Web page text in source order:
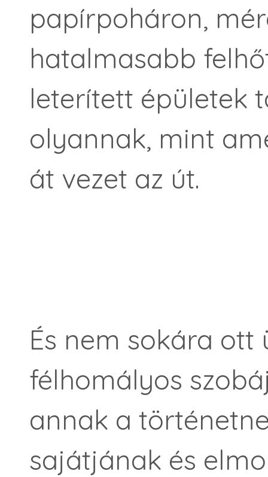
papírpoháron,
hatalmasabb
leterített épületek
olyannak, mint
át vezet az út.
És nem sokára ott
félhomályos
annak a
sajátjának és